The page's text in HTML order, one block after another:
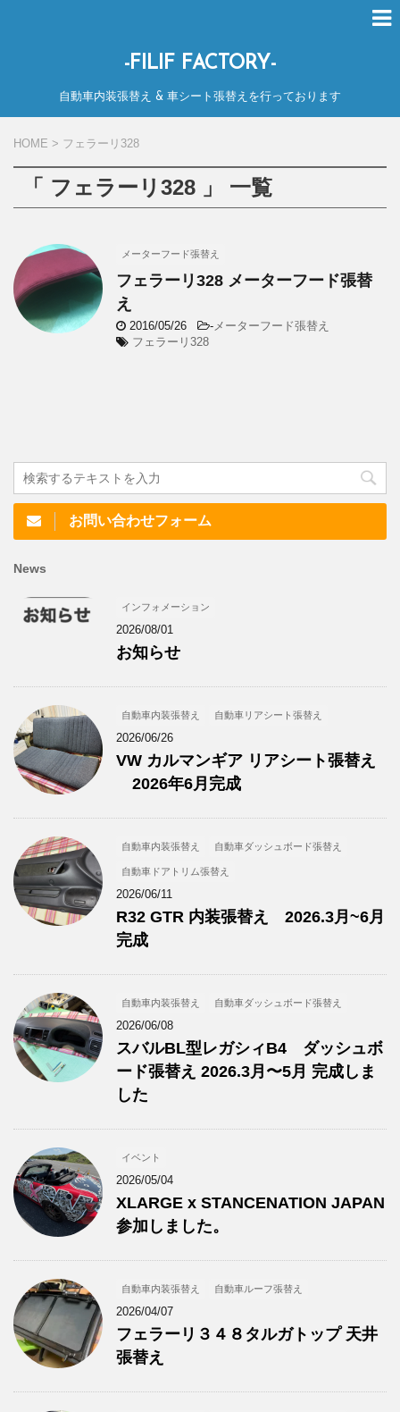
-FILIF FACTORY-
自動車内装張替え & 車シート張替えを行っております
HOME > フェラーリ328
「 フェラーリ328 」 一覧
メーターフード張替え
フェラーリ328 メーターフード張替
え
2016/05/26 -メーターフード張替え
フェラーリ328
お問い合わせフォーム
News
インフォメーション
2026/08/01
お知らせ
自動車内装張替え 自動車リアシート張替え
2026/06/26
VW カルマンギア リアシート張替え
2026年6月完成
自動車内装張替え 自動車ダッシュボード張替え
自動車ドアトリム張替え
2026/06/11
R32 GTR 内装張替え 2026.3月~6月
完成
自動車内装張替え 自動車ダッシュボード張替え
2026/06/08
スバルBL型レガシィB4 ダッシュボ
ード張替え 2026.3月〜5月 完成しま
した
イベント
2026/05/04
XLARGE x STANCENATION JAPAN
参加しました。
自動車内装張替え 自動車ルーフ張替え
2026/04/07
フェラーリ３４８タルガトップ 天井
張替え